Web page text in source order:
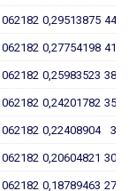
0,29513875
0,27754198
0,25983523
0,24201782
0,22408904
0,20604821
0,18789463